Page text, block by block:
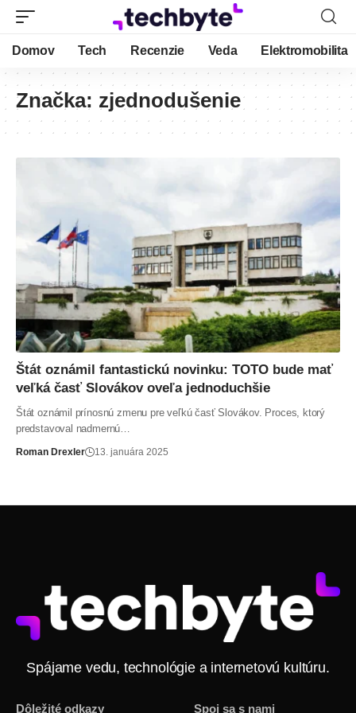
Domov Tech Recenzie Veda Elektromobilita
Značka: zjednodušenie
Štát oznámil fantastickú novinku: TOTO bude mať
veľká časť Slovákov oveľa jednoduchšie
Štát oznámil prínosnú zmenu pre veľkú časť Slovákov. Proces, ktorý
predstavoval nadmernú…
Roman Drexler 13. januára 2025
Spájame vedu, technológie a internetovú kultúru.
Dôležité odkazy Spoj sa s nami